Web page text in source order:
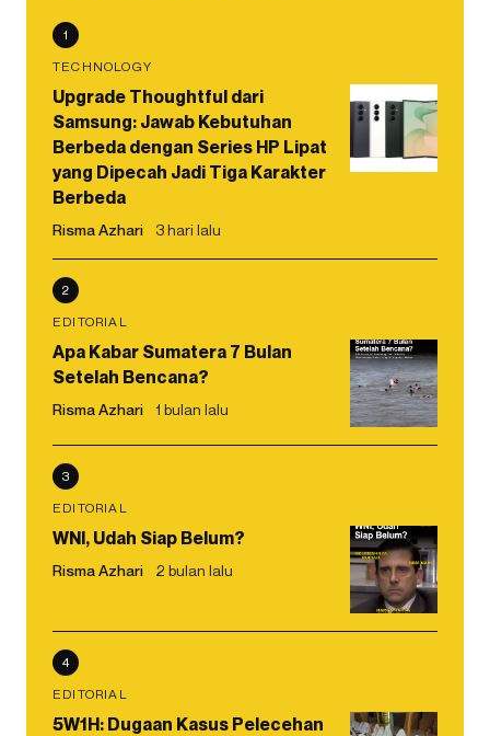
1
TECHNOLOGY
Upgrade Thoughtful dari
Samsung: Jawab Kebutuhan
Berbeda dengan Series HP Lipat
yang Dipecah Jadi Tiga Karakter
Berbeda
Risma Azhari 3 hari lalu
2
EDITORIAL
Apa Kabar Sumatera 7 Bulan
Setelah Bencana?
Risma Azhari 1 bulan lalu
3
EDITORIAL
WNI, Udah Siap Belum?
Risma Azhari 2 bulan lalu
4
EDITORIAL
5W1H: Dugaan Kasus Pelecehan